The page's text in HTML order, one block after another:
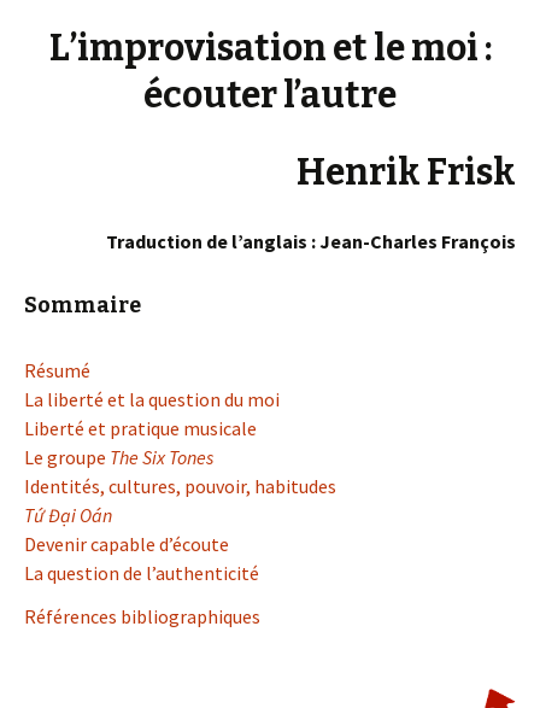
L’improvisation et le moi :
écouter l’autre
Henrik Frisk
Traduction de l’anglais : Jean-Charles François
Sommaire
Résumé
La liberté et la question du moi
Liberté et pratique musicale
Le groupe The Six Tones
Identités, cultures, pouvoir, habitudes
Tứ Đại Oán
Devenir capable d’écoute
La question de l’authenticité
Références bibliographiques